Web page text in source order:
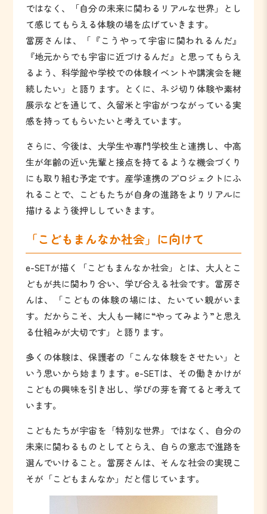
ではなく、「自分の未来に関わるリアルな世界」とし
て感じてもらえる体験の場を広げていきます。
當房さんは、「『こうやって宇宙に関われるんだ』
『地元からでも宇宙に近づけるんだ』と思ってもらえ
るよう、科学館や学校での体験イベントや講演会を継
続したい」と語ります。とくに、ネジ切り体験や素材
展示などを通じて、久留米と宇宙がつながっている実
感を持ってもらいたいと考えています。
さらに、今後は、大学生や専門学校生と連携し、中高
生が年齢の近い先輩と接点を持てるような機会づくり
にも取り組む予定です。産学連携のプロジェクトにふ
れることで、こどもたちが自身の進路をよりリアルに
描けるよう後押ししていきます。
「こどもまんなか社会」に向けて
e-SETが描く「こどもまんなか社会」とは、大人とこ
どもが共に関わり合い、学び合える社会です。當房さ
んは、「こどもの体験の場には、たいてい親がいま
す。だからこそ、大人も一緒に“やってみよう”と思え
る仕組みが大切です」と語ります。
多くの体験は、保護者の「こんな体験をさせたい」と
いう思いから始まります。e-SETは、その働きかけが
こどもの興味を引き出し、学びの芽を育てると考えて
います。
こどもたちが宇宙を「特別な世界」ではなく、自分の
未来に関わるものとしてとらえ、自らの意志で進路を
選んでいけること。當房さんは、そんな社会の実現こ
そが「こどもまんなか」だと信じています。